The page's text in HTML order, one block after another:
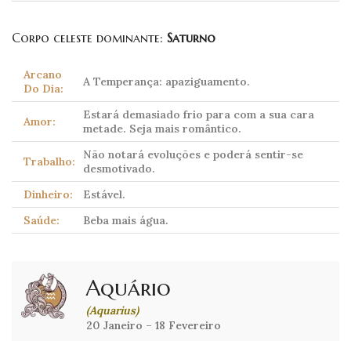
Corpo celeste dominante: Saturno
Arcano
Do Dia:
A Temperança: apaziguamento.
Amor:
Estará demasiado frio para com a sua cara
metade. Seja mais romântico.
Trabalho:
Não notará evoluções e poderá sentir-se
desmotivado.
Dinheiro:
Estável.
Saúde:
Beba mais água.
Aquário
(Aquarius)
20 Janeiro – 18 Fevereiro